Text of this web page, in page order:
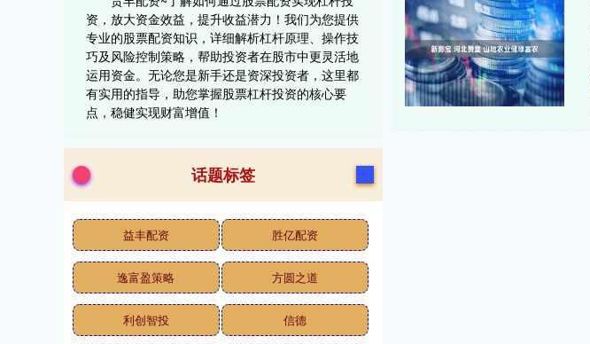
资，放大资金效益，提升收益潜力！我们为您提供
专业的股票配资知识，详细解析杠杆原理、操作技
巧及风险控制策略，帮助投资者在股市中更灵活地
运用资金。无论您是新手还是资深投资者，这里都
有实用的指导，助您掌握股票杠杆投资的核心要
点，稳健实现财富增值！
话题标签
益丰配资 胜亿配资
逸富盈策略 方圆之道
利创智投 信德